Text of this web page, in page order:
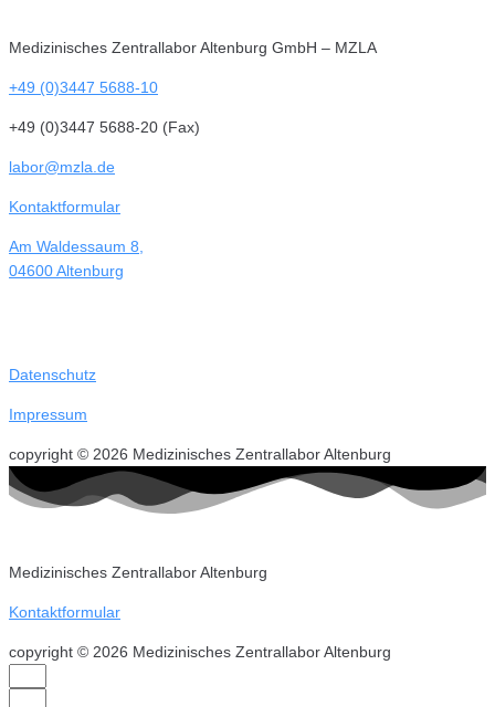
Medizinisches Zentrallabor Altenburg GmbH – MZLA
+49 (0)3447 5688-10
+49 (0)3447 5688-20 (Fax)
labor@mzla.de
Kontaktformular
Am Waldessaum 8,
04600 Altenburg
Datenschutz
Impressum
copyright © 2026 Medizinisches Zentrallabor Altenburg
Medizinisches Zentrallabor Altenburg
Kontaktformular
copyright © 2026 Medizinisches Zentrallabor Altenburg